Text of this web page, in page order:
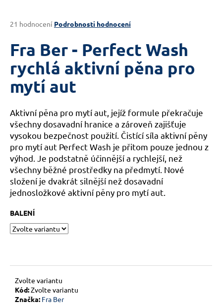
Průměrné
produktu
je
hvězdiček.
21 hodnocení Podrobnosti hodnocení
Fra Ber - Perfect Wash
rychlá aktivní pěna pro
mytí aut
Aktivní pěna pro mytí aut, jejíž formule překračuje
všechny dosavadní hranice a zároveň zajišťuje
vysokou bezpečnost použití. Čistící síla aktivní pěny
pro mytí aut Perfect Wash je přitom pouze jednou z
výhod. Je podstatně účinnější a rychlejší, než
všechny běžné prostředky na předmytí. Nové
složení je dvakrát silnější než dosavadní
jednosložkové aktivní pěny pro mytí aut.
BALENÍ
Zvolte variantu
Kód:Zvolte variantu
Značka: Fra Ber
j
t
?
HLEDAT
D
o
p
o
u
č
u
m
e